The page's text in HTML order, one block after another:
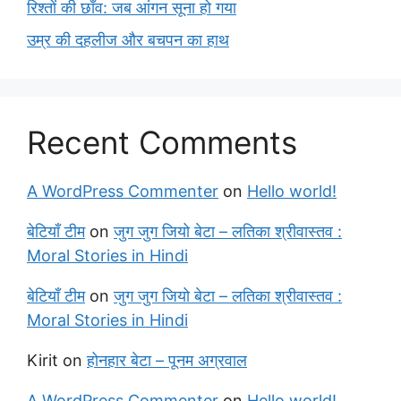
रिश्तों की छाँव: जब आंगन सूना हो गया
उम्र की दहलीज और बचपन का हाथ
Recent Comments
A WordPress Commenter on Hello world!
बेटियाँ टीमonजुग जुग जियो बेटा – लतिका श्रीवास्तव :
Moral Stories in Hindi
बेटियाँ टीमonजुग जुग जियो बेटा – लतिका श्रीवास्तव :
Moral Stories in Hindi
Kirit onहोनहार बेटा – पूनम अग्रवाल